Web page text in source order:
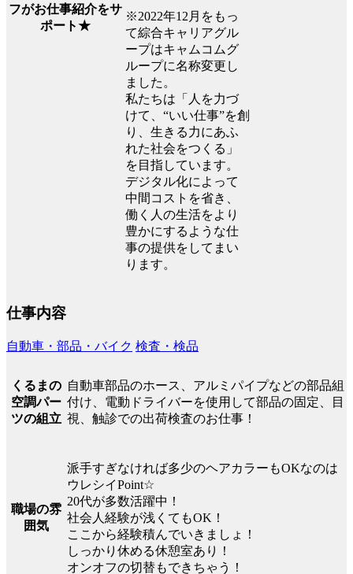
フがお仕事紹介をサ
ポート★
※2022年12月をもっ
て綜合キャリアグル
ープはキャムコムグ
ループに名称変更し
ました。
私たちは「人を力づ
けて、“いい仕事”を創
り、生きる力にあふ
れた社会をつくる」
を目指しています。
デジタル化によって
中間コストを省き、
働く人の生活をより
豊かにするような仕
事の提供をしてまい
ります。
仕事内容
自動車・部品・バイク 検査・検品
くるまの
空調パー
ツの組立
自動車部品のホース、アルミパイプなどの部品組
付け、電動ドライバーを使用して部品の固定、目
視、触診での出荷検査のお仕事！
職場の雰
囲気
派手すぎなければ多少のヘアカラーもOKなのは
ウレシイPoint☆
20代が多数活躍中！
社会人経験が浅くてもOK！
ここから経験積んでいきましょ！
しっかり休める休憩室あり！
オンオフの切替もできちゃう！